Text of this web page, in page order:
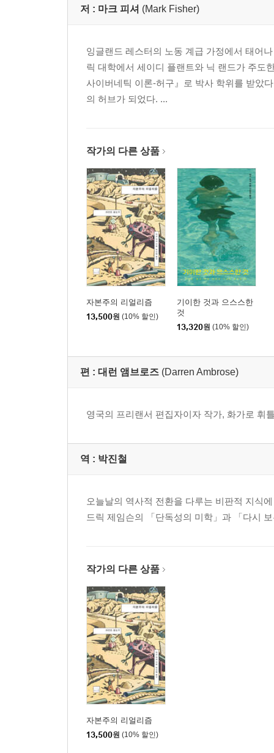
이 영화는 예전처럼 감동적이지 않았다
“항상 당신이 관리인이었어요”: 오버룩 호텔의 유
커피 전문점과 난민 수용소
대의 없는 반란
폐허 속의 로봇 역사가
『타이슨』 리뷰
“인간들이 어머니 지구를 죽였어요”: 이데올로기
불안정성과 부성주의
선물의 반환: 리처드 켈리의 『더 박스』
사회에 기여한다는 것
“긴장 풀고 그냥 즐겨라”: BBC에 내던져져 있음
『스타 워즈』는 처음부터 품절이었다
질리언 웨어링의 『셀프 메이드』
선악의 저편: 『브레이킹 배드』
적을 응원하다: 『디 아메리칸즈』
영국 풍자의 이상한 죽음
『터미네이터 제니시스』 리뷰
저 : 마크 피셔 (Mark Fisher)
잉글랜드 레스터의 노동 계급 가정에서 태어
릭 대학에서 세이디 플랜트와 닉 랜드가 주도
사이버네틱 이론-허구』로 박사 학위를 받았
의 허브가 되었다. ...
작가의 다른 상품
자본주의 리얼리즘
13,500원 (10% 할인)
기이한 것과 으스스한
것
13,320원 (10% 할인)
편 : 대런 앰브로즈 (Darren Ambrose)
영국의 프리랜서 편집자이자 작가, 화가로 휘
역 : 박진철
오늘날의 역사적 전환을 다루는 비판적 지식
드릭 제임슨의 「단독성의 미학」과 「다시
작가의 다른 상품
자본주의 리얼리즘
13,500원 (10% 할인)